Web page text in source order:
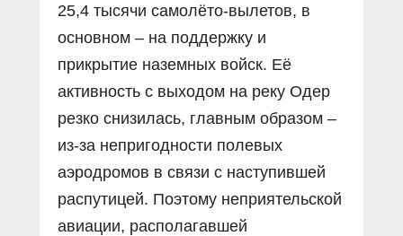
25,4 тысячи самолёто-вылетов, в
основном – на поддержку и
прикрытие наземных войск. Её
активность с выходом на реку Одер
резко снизилась, главным образом –
из-за непригодности полевых
аэродромов в связи с наступившей
распутицей. Поэтому неприятельской
авиации, располагавшей